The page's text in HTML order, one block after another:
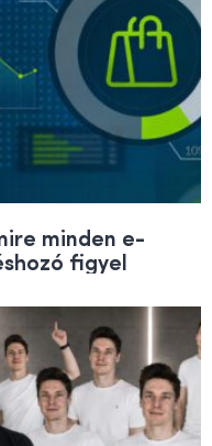
minden e-
figyel